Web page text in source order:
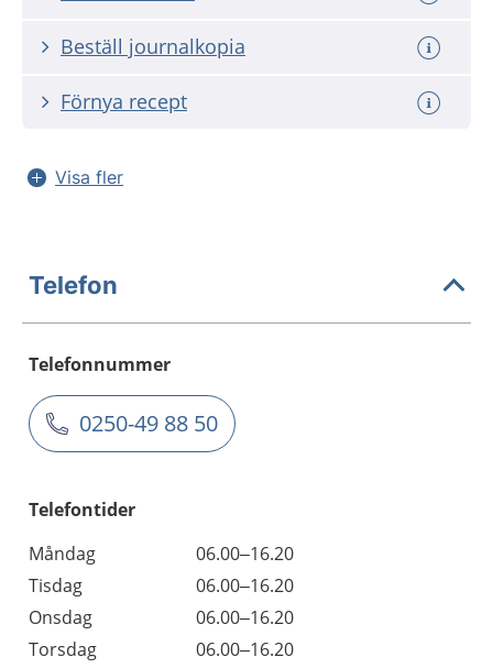
Beställ journalkopia
Förnya recept
Visa fler
Telefon
Telefonnummer
0250-49 88 50
Telefontider
Måndag
06.00–16.20
Tisdag
06.00–16.20
Onsdag
06.00–16.20
Torsdag
06.00–16.20